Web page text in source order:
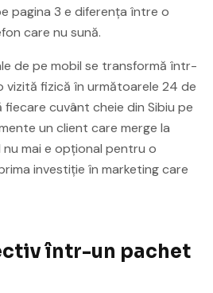
pagina 3 e diferența între o
care nu sună.
de pe mobil se transformă într-
vizită fizică în următoarele 24 de
cuvânt cheie din Sibiu pe
un client care merge la
mai e opțional pentru o
investiție în marketing care
într-un pachet